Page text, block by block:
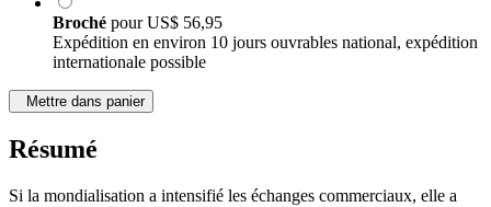
Broché pourUS$ 56,95
Expédition en environ 10 jours ouvrables national, expédition
internationale possible
Mettre dans panier
Résumé
Si la mondialisation a intensifié les échanges commerciaux, elle a